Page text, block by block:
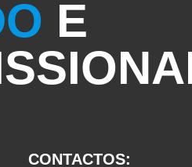
E
CONTACTOS: